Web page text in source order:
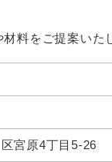
料をご提案いた
宮原4丁目5-26